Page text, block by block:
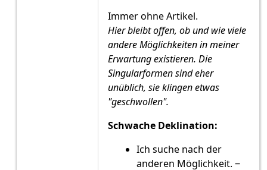
Immer ohne Artikel.
Hier bleibt offen, ob und wie viele
andere Möglichkeiten in meiner
Erwartung existieren. Die
Singularformen sind eher
unüblich, sie klingen etwas
"geschwollen".
Schwache Deklination:
Ich suche nach der
anderen Möglichkeit. ‒